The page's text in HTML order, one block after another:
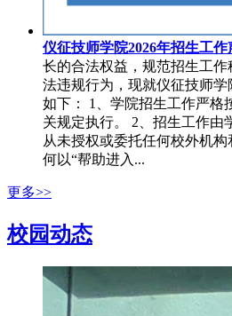
仪征技师学院2026年招生工作
长的合法权益，规范招生工
法违规行为，现就仪征技师
如下： 1、学院招生工作严格
关规定执行。 2、招生工作由
从未授权或委托任何校外机
何以“帮助进入...
更多>>
校园动态